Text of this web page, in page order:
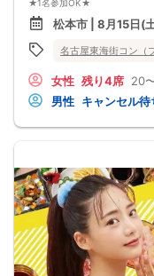
★1名参加OK★
他の1名参加の方とペアになり
基本的には２：２のグループト
（１：１でのトークはござい
★プロフィールカードにより
なんてことは絶対ありません！
プロフィールカードを活用し
★完全着席型・連絡先交換は自
換ができなかった」なんてこ
（連絡先交換は席替え時間ま
---------------------------
【お客様へのお願い】
1. ２名様以上でのご参加は必
2. 服装の指定はございません
れています。
3. 開催判断はイベント前日の
なりますが、当日に参加者の
回った場合、一切返金などの
松本市 | 8月15日(
名古屋東海街コン（
女性 残り4席 20
男性 キャンセル待